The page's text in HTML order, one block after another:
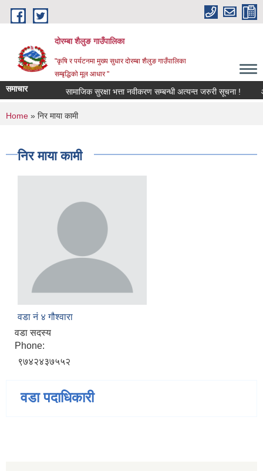
Skip to main content
दोरम्बा शैलुङ गाउँपालिका
"कृषि र पर्यटनमा मुख्य सुधार दोरम्बा शैलुङ गाउँपालिका
सम्बृद्धिको मूल आधार "
समाचार सामाजिक सुरक्षा भत्ता नवीकरण सम्बन्धी अत्यन्त जरुरी सूचना !
You are here
Home » निर माया कामी
निर माया कामी
वडा नं ४ गौश्वारा
वडा सदस्य
Phone:
९७४२४३७५५२
वडा पदाधिकारी